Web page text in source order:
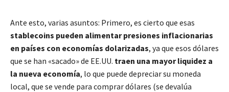
Ante esto, varias asuntos: Primero, es cierto que esas
stablecoins pueden alimentar presiones inflacionarias
en países con economías dolarizadas, ya que esos dólares
que se han «sacado» de EE.UU. traen una mayor liquidez a
la nueva economía, lo que puede depreciar su moneda
local, que se vende para comprar dólares (se devalúa